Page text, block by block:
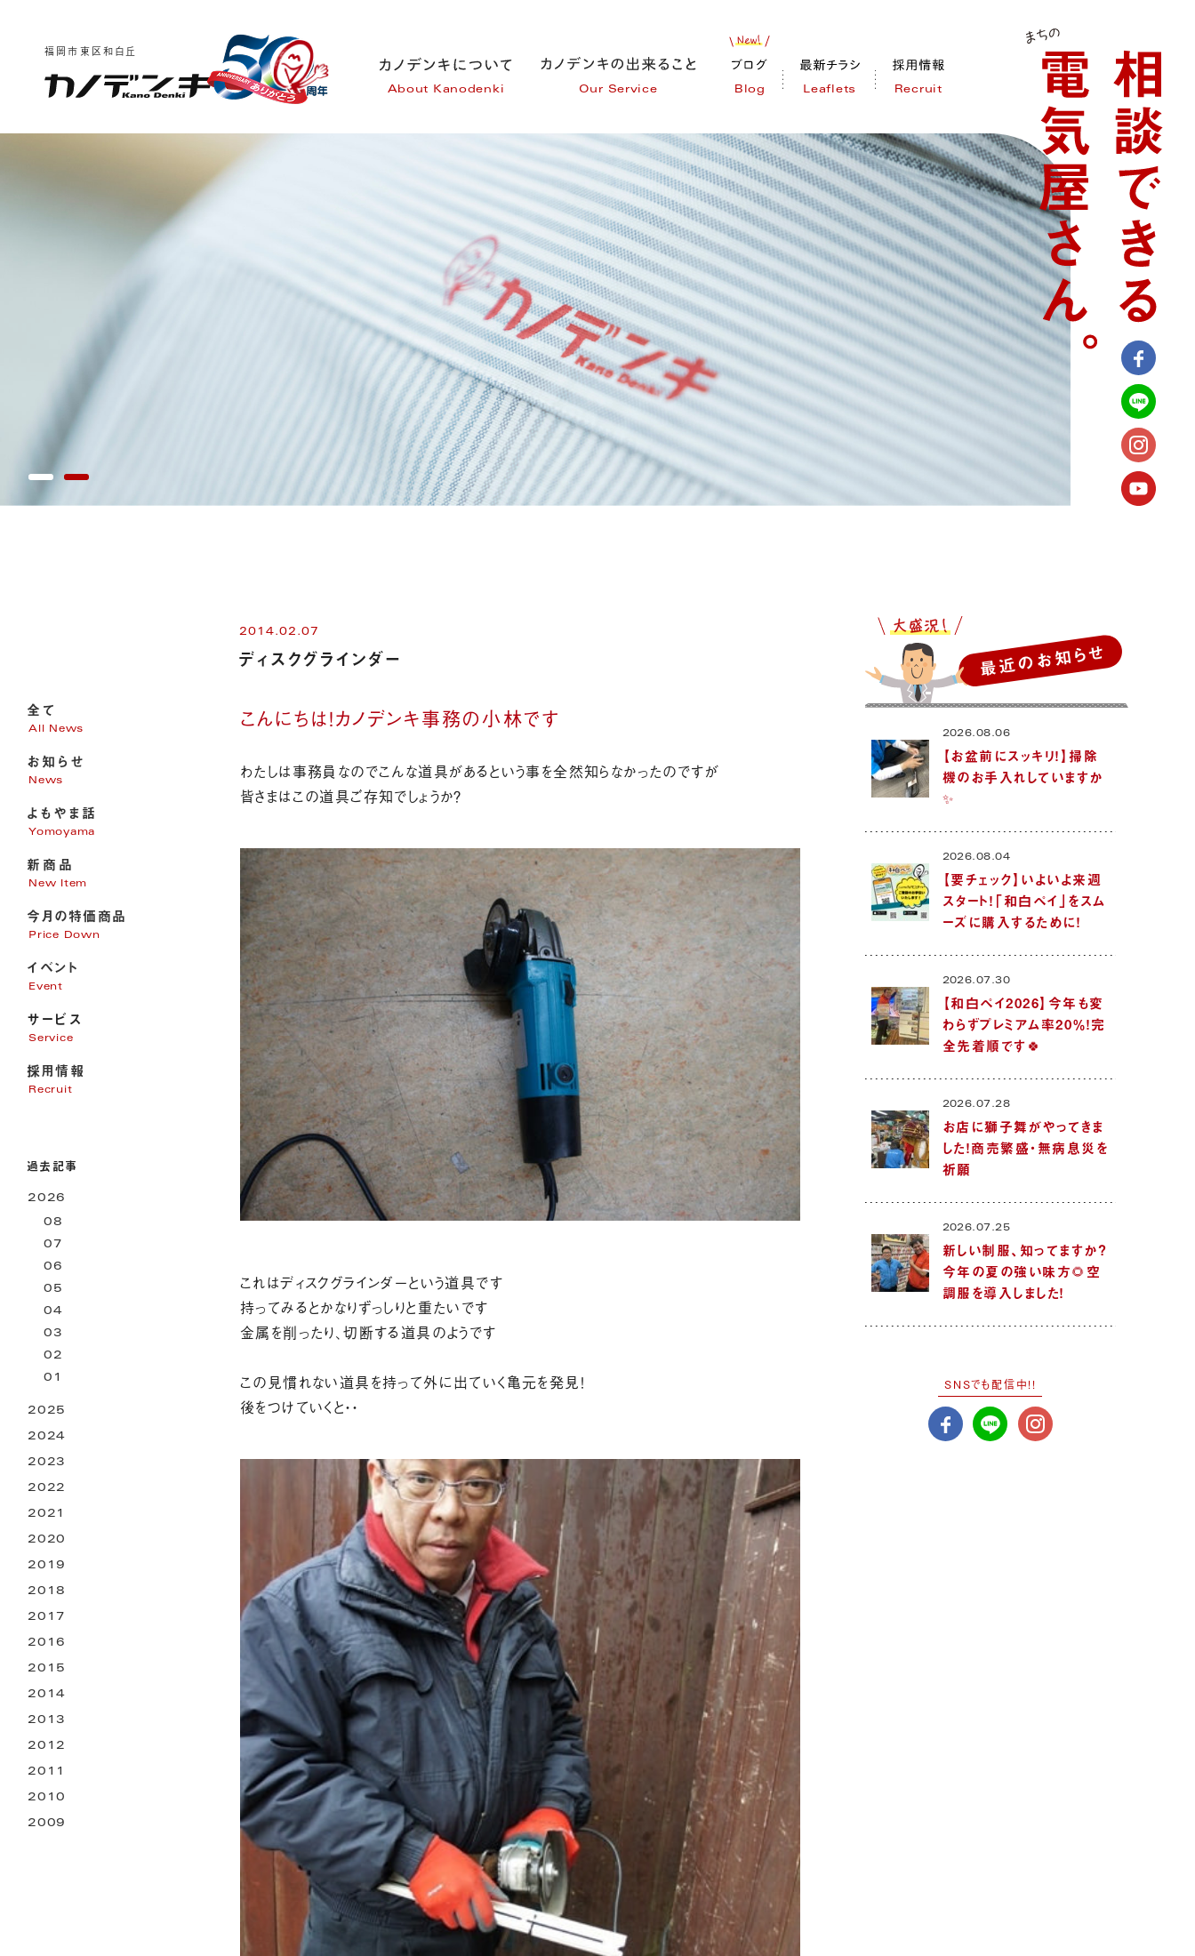
福岡市東区和白丘
About Kanodenki Our Service Blog Leaflets Recruit
全て
All News
お知らせ
News
よもやま話
Yomoyama
新商品
New Item
今月の特価商品
Price Down
イベント
Event
サービス
Service
家電販売
家電修理
リフォーム
オール電化
お困りごとサービス
採用情報
Recruit
過去記事
2026
08
07
06
05
04
03
02
01
2025
2024
2023
2022
2021
2020
2019
2018
2017
2016
2015
2014
2013
2012
2011
2010
2009
2014.02.07
ディスクグラインダー
こんにちは！カノデンキ事務の小林です
わたしは事務員なのでこんな道具があるという事を全然知らなかったのですが
皆さまはこの道具ご存知でしょうか？
これはディスクグラインダーという道具です
持ってみるとかなりずっしりと重たいです
金属を削ったり、切断する道具のようです
この見慣れない道具を持って外に出ていく亀元を発見！
後をつけていくと・・
最近のお知らせ
2026.08.06
【お盆前にスッキリ！】掃除
機のお手入れしていますか
✨
2026.08.04
【要チェック】いよいよ来週
スタート！「和白ペイ」をスム
ーズに購入するために！
2026.07.30
【和白ペイ2026】今年も変
わらずプレミアム率20％！完
全先着順です🍀
2026.07.28
お店に獅子舞がやってきま
した！商売繁盛・無病息災を
祈願
2026.07.25
新しい制服、知ってますか？
今年の夏の強い味方🌻空
調服を導入しました！
SNSでも配信中!!